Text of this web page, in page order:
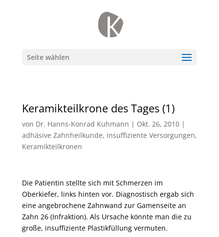
Seite wählen
Keramikteilkrone des Tages (1)
von Dr. Hanns-Konrad Kuhmann | Okt. 26, 2010|
adhäsive Zahnheilkunde, insuffiziente Versorgungen,
Keramikteilkronen
Die Patientin stellte sich mit Schmerzen im
Oberkiefer, links hinten vor. Diagnostisch ergab sich
eine angebrochene Zahnwand zur Gamenseite an
Zahn 26 (Infraktion). Als Ursache könnte man die zu
große, insuffiziente Plastikfüllung vermuten.